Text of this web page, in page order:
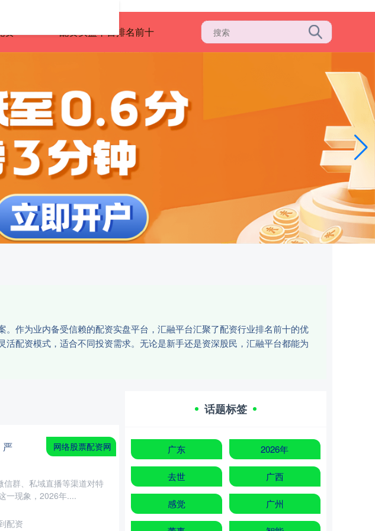
资 配资实盘平台排名前十
作为业内备受信赖的配资实盘平台，汇融平台汇聚了配资行业排名前十的优
配资模式，适合不同投资需求。无论是新手还是资深股民，汇融平台都能为
严
群、私域直播等渠道对特
一现象，2026年....
网络股票配资网
配资
话题标签
广东 2026年
去世 广西
感觉 广州